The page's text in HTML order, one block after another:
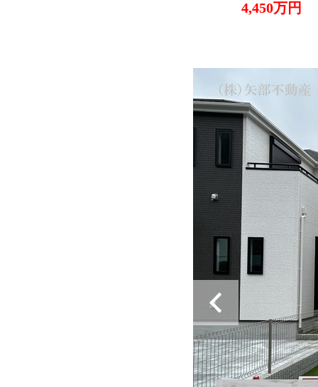
4,450万円